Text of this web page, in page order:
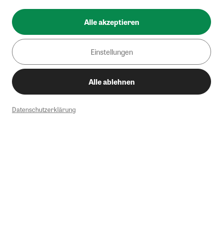
Alle akzeptieren
Einstellungen
Alle ablehnen
Datenschutzerklärung